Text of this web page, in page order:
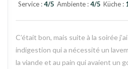
Service :4/5 Ambiente :4/5 Küche :
C’était bon, mais suite à la soirée
indigestion qui a nécessité un
la viande et au pain qui avaient un